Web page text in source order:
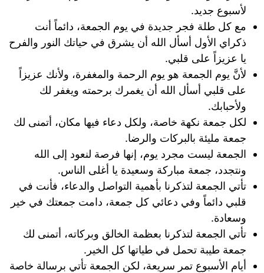
لأسبوع جديد.
مع كل طلة فجر جديدة في يوم الجمعة، دائماً أنت
ذكراي الأول أسأل الله أن يشرق في حياتك النور والفرح
يا عزيزاً على قلبي.
لأنَّ يوم الجمعة هو يوم الرحمة والمغفرة، ولأنك عزيزاً
على قلبي أسأل الله أن يغمرك برحمته ويغفر لك
ولأحبابك.
لكل جمعة نكهة خاصة، ولكل دعاء فيها مكان، أتمنى لك
جمعة مليئة بالبركات والرضا.
الجمعة ليست مجرد يوم، إنها فرصة لنعود إلى الله
ونتجدد، جمعة مباركة وسعيدة يا أغلى الناس.
تأتي الجمعة لتذكرنا بأهمية التواصل والدعاء، فأنت في
قلبي دائماً وفي دعائي كل جمعة، دامت جمعتك في خير
وسعادة.
تأتي الجمعة لتذكرنا بعظمة الخالق وبركاته، أتمنى لك
جمعة طيبة تحمل في طياتها كل الخير.
أيام الأسبوع تمر سريعة، لكن الجمعة تأتي برسالة خاصة